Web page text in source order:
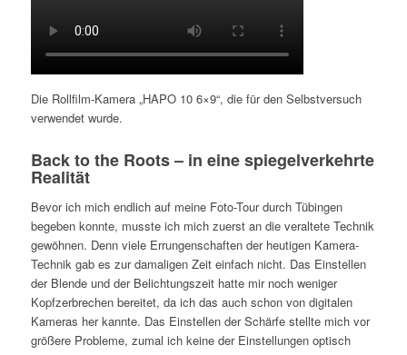
Die Rollfilm-Kamera „HAPO 10 6×9“, die für den Selbstversuch
verwendet wurde.
Back to the Roots – in eine spiegelverkehrte
Realität
Bevor ich mich endlich auf meine Foto-Tour durch Tübingen
begeben konnte, musste ich mich zuerst an die veraltete Technik
gewöhnen. Denn viele Errungenschaften der heutigen Kamera-
Technik gab es zur damaligen Zeit einfach nicht. Das Einstellen
der Blende und der Belichtungszeit hatte mir noch weniger
Kopfzerbrechen bereitet, da ich das auch schon von digitalen
Kameras her kannte. Das Einstellen der Schärfe stellte mich vor
größere Probleme, zumal ich keine der Einstellungen optisch